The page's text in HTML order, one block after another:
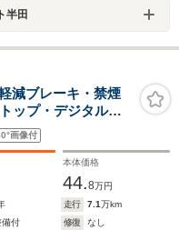
半田
減ブレーキ・禁煙
ップ・デジタルメ
画像付
本体価格
44.8万円
走行 7.1万km
備付 修復
なし